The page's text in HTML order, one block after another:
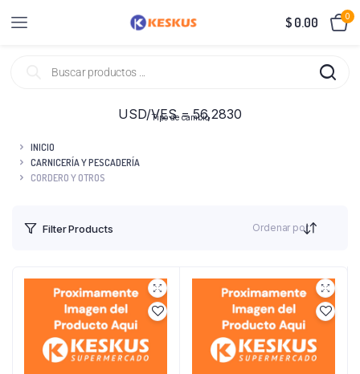
$ 0.00 0
Tipo de cambio
USD/VES = 56,2830
INICIO
CARNICERÍA Y PESCADERÍA
CORDERO Y OTROS
Filter Products Ordenar por